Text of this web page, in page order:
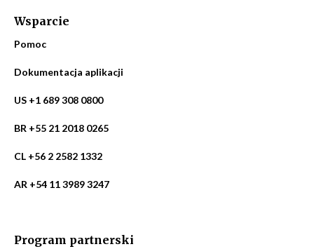
Wsparcie
Pomoc
Dokumentacja aplikacji
US +1 689 308 0800
BR +55 21 2018 0265
CL +56 2 2582 1332
AR +54 11 3989 3247
Program partnerski